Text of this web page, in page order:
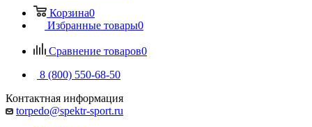
Корзина0
Избранные товары0
Сравнение товаров0
8 (800) 550-68-50
Контактная информация
torpedo@spektr-sport.ru